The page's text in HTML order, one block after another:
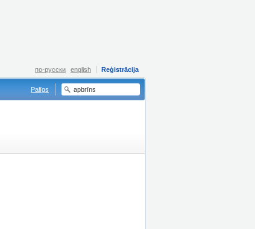
Reģistrācija
по-русски english
Palīgs